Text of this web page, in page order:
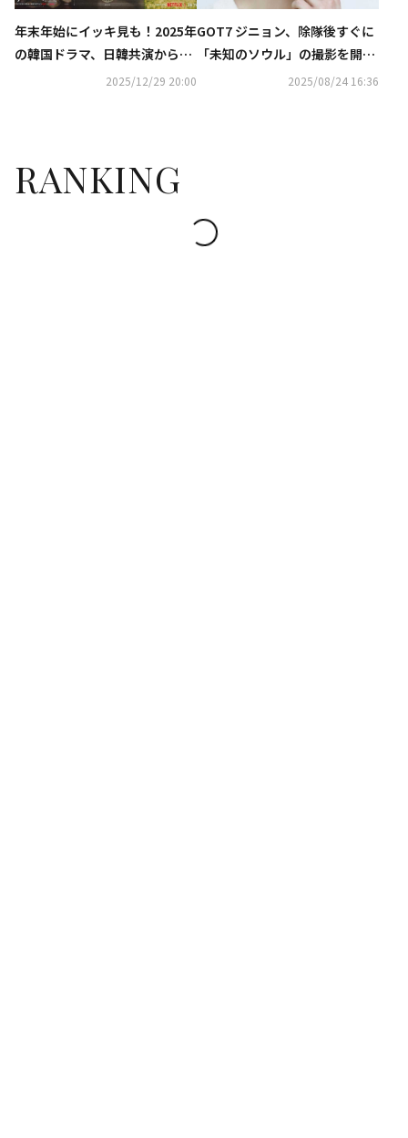
年末年始にイッキ見も！2025年
の韓国ドラマ、日韓共演からリ
メイクまで…話題作を総まとめ
2025/12/29 20:00
GOT7 ジニョン、除隊後すぐに
「未知のソウル」の撮影を開
始“早く仕事をしたかった”
2025/08/24 16:36
RANKING